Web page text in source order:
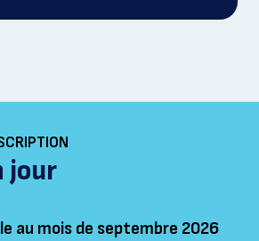
jour
au mois de septembre 2026